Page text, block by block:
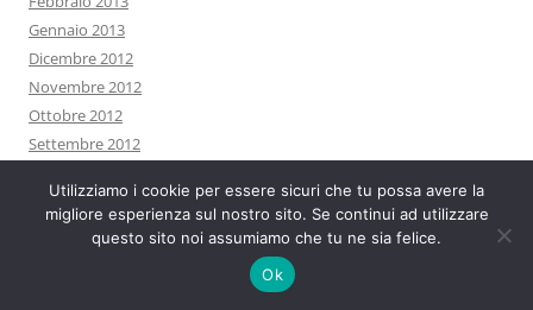
Gennaio 2013
Dicembre 2012
Novembre 2012
Ottobre 2012
Settembre 2012
Luglio 2012
Giugno 2012
Utilizziamo i cookie per essere sicuri che tu possa avere la
migliore esperienza sul nostro sito. Se continui ad utilizzare
questo sito noi assumiamo che tu ne sia felice.
Ok